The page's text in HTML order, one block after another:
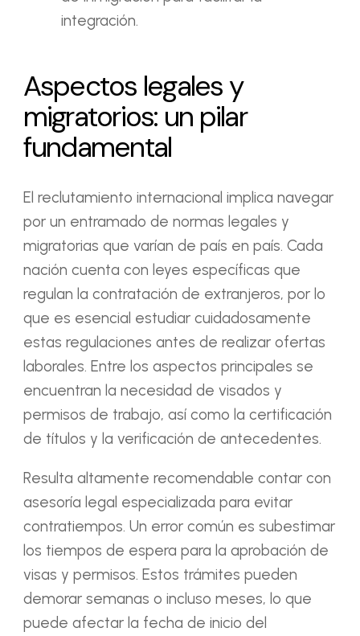
integración.
Aspectos legales y
migratorios: un pilar
fundamental
El reclutamiento internacional implica navegar
por un entramado de normas legales y
migratorias que varían de país en país. Cada
nación cuenta con leyes específicas que
regulan la contratación de extranjeros, por lo
que es esencial estudiar cuidadosamente
estas regulaciones antes de realizar ofertas
laborales. Entre los aspectos principales se
encuentran la necesidad de visados y
permisos de trabajo, así como la certificación
de títulos y la verificación de antecedentes.
Resulta altamente recomendable contar con
asesoría legal especializada para evitar
contratiempos. Un error común es subestimar
los tiempos de espera para la aprobación de
visas y permisos. Estos trámites pueden
demorar semanas o incluso meses, lo que
puede afectar la fecha de inicio del